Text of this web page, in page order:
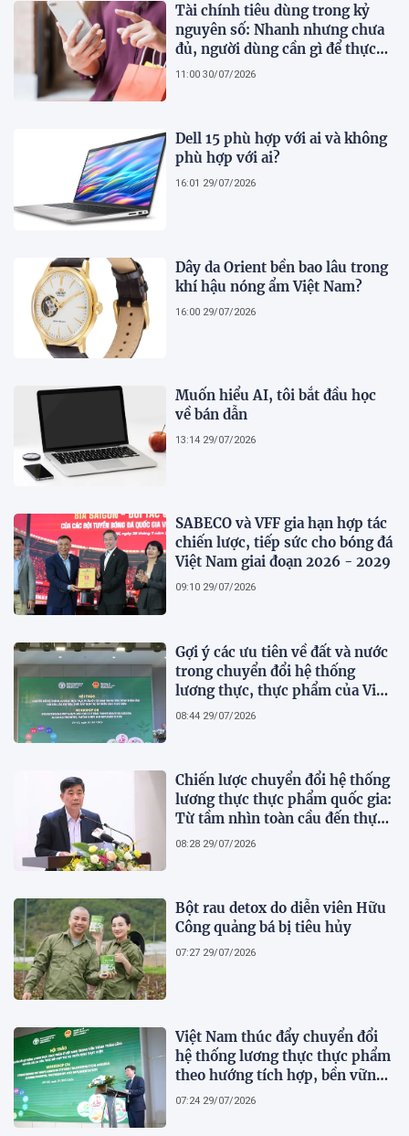
Tài chính tiêu dùng trong kỷ
nguyên số: Nhanh nhưng chưa
đủ, người dùng cần gì để thực
sự an tâm?
11:00 30/07/2026
Dell 15 phù hợp với ai và không
phù hợp với ai?
16:01 29/07/2026
Dây da Orient bền bao lâu trong
khí hậu nóng ẩm Việt Nam?
16:00 29/07/2026
Muốn hiểu AI, tôi bắt đầu học
về bán dẫn
13:14 29/07/2026
SABECO và VFF gia hạn hợp tác
chiến lược, tiếp sức cho bóng đá
Việt Nam giai đoạn 2026 - 2029
09:10 29/07/2026
Gợi ý các ưu tiên về đất và nước
trong chuyển đổi hệ thống
lương thực, thực phẩm của Việt
Nam theo FAO Roadmap
08:44 29/07/2026
Chiến lược chuyển đổi hệ thống
lương thực thực phẩm quốc gia:
Từ tầm nhìn toàn cầu đến thực
tiễn hành động của Việt Nam
08:28 29/07/2026
Bột rau detox do diễn viên Hữu
Công quảng bá bị tiêu hủy
07:27 29/07/2026
Việt Nam thúc đẩy chuyển đổi
hệ thống lương thực thực phẩm
theo hướng tích hợp, bền vững
và có trách nhiệm trong tiến
07:24 29/07/2026